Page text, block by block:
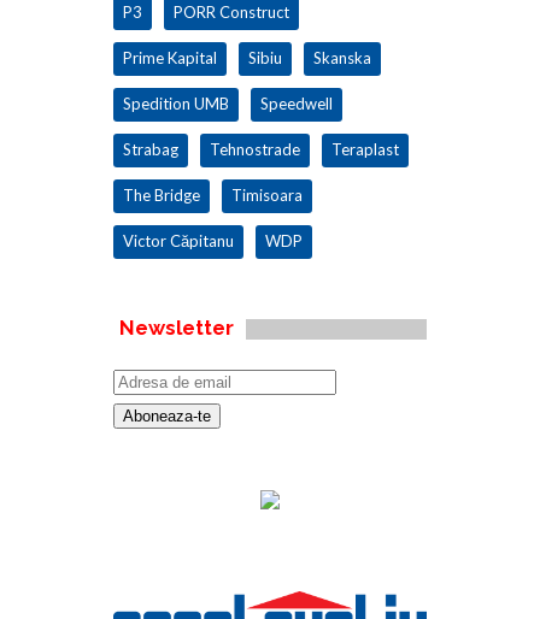
P3 PORR Construct
Prime Kapital Sibiu Skanska
Spedition UMB Speedwell
Strabag Tehnostrade Teraplast
The Bridge Timisoara
Victor Căpitanu WDP
Newsletter